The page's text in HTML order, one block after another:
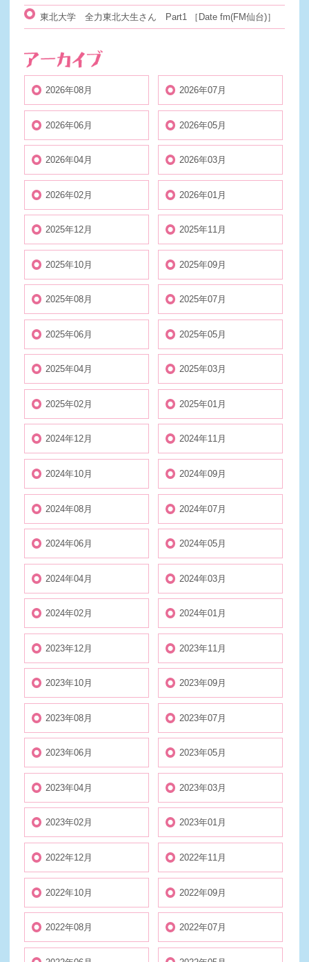
東北大学 全力東北大生さん Part1 ［Date fm(FM仙台)］
2026年08月 2026年07月
2026年06月 2026年05月
2026年04月 2026年03月
2026年02月 2026年01月
2025年12月 2025年11月
2025年10月 2025年09月
2025年08月 2025年07月
2025年06月 2025年05月
2025年04月 2025年03月
2025年02月 2025年01月
2024年12月 2024年11月
2024年10月 2024年09月
2024年08月 2024年07月
2024年06月 2024年05月
2024年04月 2024年03月
2024年02月 2024年01月
2023年12月 2023年11月
2023年10月 2023年09月
2023年08月 2023年07月
2023年06月 2023年05月
2023年04月 2023年03月
2023年02月 2023年01月
2022年12月 2022年11月
2022年10月 2022年09月
2022年08月 2022年07月